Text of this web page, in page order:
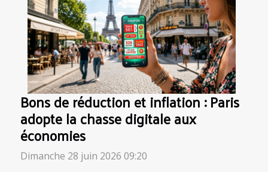
Bons de réduction et inflation : Paris
adopte la chasse digitale aux
économies
Dimanche 28 juin 2026 09:20